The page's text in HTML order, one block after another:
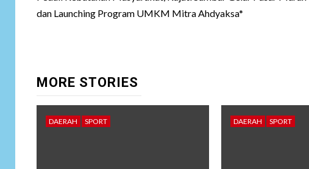
dan Launching Program UMKM Mitra Ahdyaksa*
MORE STORIES
DAERAH SPORT DAERAH SPORT